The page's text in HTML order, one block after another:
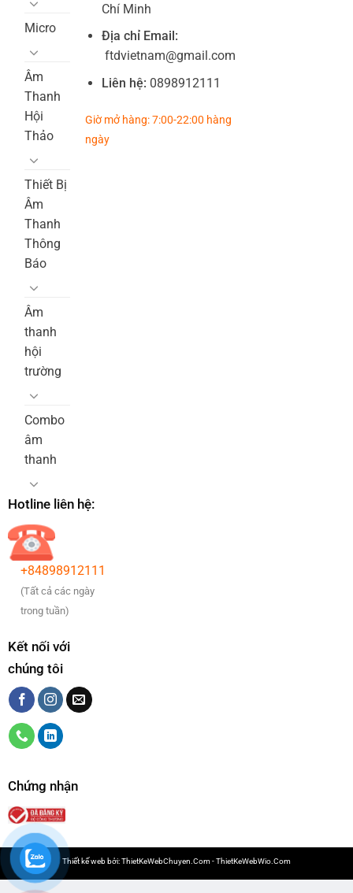
Micro
Âm
Thanh
Hội
Thảo
Thiết Bị
Âm
Thanh
Thông
Báo
Âm
thanh
hội
trường
Combo
âm
thanh
Chí Minh
Địa chỉ Email:
ftdvietnam@gmail.com
Liên hệ: 0898912111
Giờ mở hàng: 7:00-22:00 hàng
ngày
Hotline liên hệ:
+84898912111
(Tất cả các ngày
trong tuần)
Kết nối với
chúng tôi
Chứng nhận
Thiết kế web bởi:ThietKeWebChuyen.Com-ThietKeWebWio.Com